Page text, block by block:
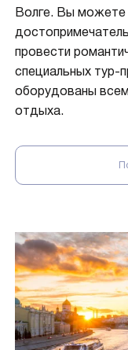
Волге. Вы можете
провести
специальных тур-
оборудованы
отдыха.